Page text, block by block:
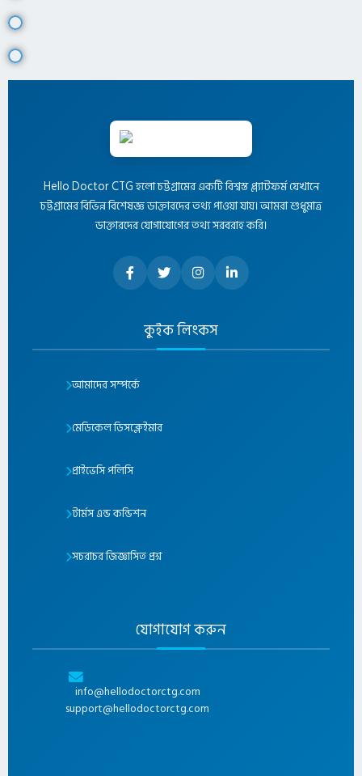
Hello Doctor CTG হলো চট্টগ্রামের একটি বিশ্বস্ত প্ল্যাটফর্ম যেখানে
চট্টগ্রামের বিভিন্ন বিশেষজ্ঞ ডাক্তারদের তথ্য পাওয়া যায়। আমরা শুধুমাত্র
ডাক্তারদের যোগাযোগের তথ্য সরবরাহ করি।
কুইক লিংকস
আমাদের সম্পর্কে
মেডিকেল ডিসক্লেইমার
প্রাইভেসি পলিসি
টার্মস এন্ড কন্ডিশন
সচরাচর জিজ্ঞাসিত প্রশ্ন
যোগাযোগ করুন
info@hellodoctorctg.com
support@hellodoctorctg.com